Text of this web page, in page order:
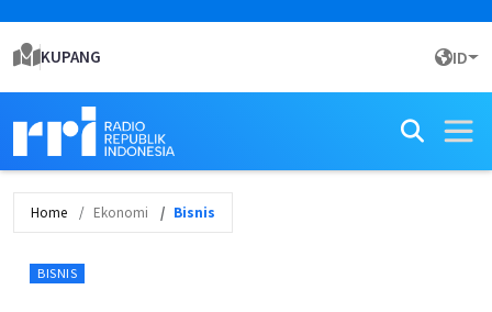
KUPANG ID
Home Ekonomi Bisnis
BISNIS